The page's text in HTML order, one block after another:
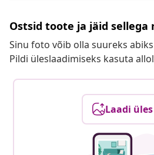
Ostsid toote ja jäid sellega
Sinu foto võib olla suureks
Pildi üleslaadimiseks kasuta
Laadi